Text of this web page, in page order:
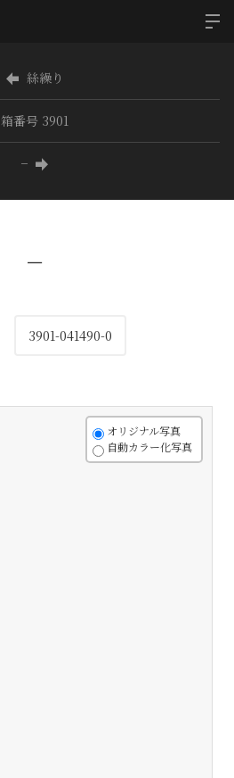
絲繰り
箱番号 3901
−
−
3901-041490-0
オリジナル写真
自動カラー化写真